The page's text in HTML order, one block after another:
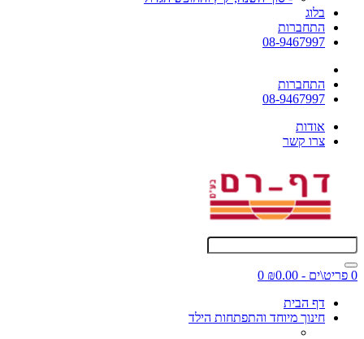
בלוג
התחברות
08-9467997
התחברות
08-9467997
אודות
צרו קשר
0 פריט\ים - ₪0.00
0
דף הבית
חינוך מיוחד והתפתחות הילד